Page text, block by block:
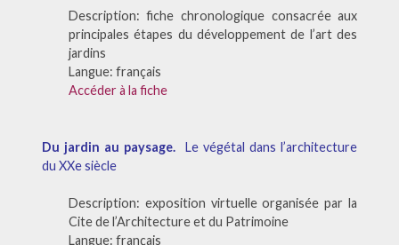
Description: fiche chronologique consacrée aux
principales étapes du développement de l’art des
jardins
Langue: français
Accéder à la fiche
Du jardin au paysage.
Le végétal dans l’architecture
du XXe siècle
Description: exposition virtuelle organisée par la
Cite de l’Architecture et du Patrimoine
Langue: français